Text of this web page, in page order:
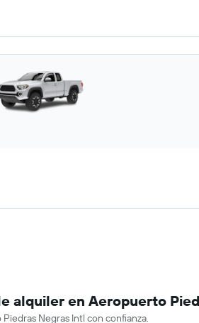
alquiler en Aeropuerto
Negras Intl con confianza.